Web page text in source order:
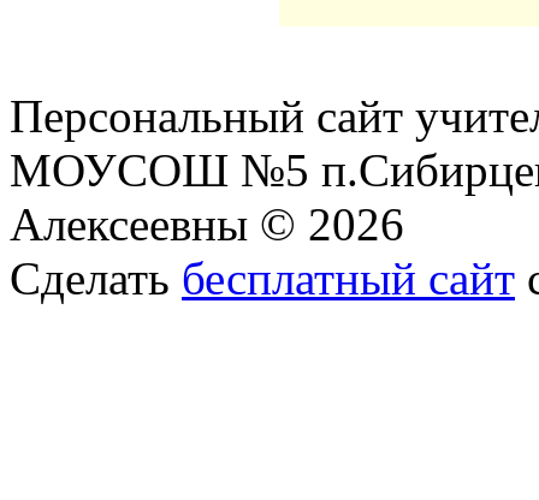
Персональный сайт
МОУСОШ №5
Алексеевны © 2026
Сделать бесплатный сайт